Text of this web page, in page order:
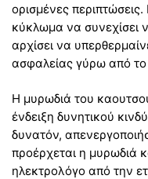
ορισμένες
κύκλωμα να συνεχίσει
αρχίσει να
ασφαλείας γύρω από
Η μυρωδιά του
ένδειξη δυνητικού
δυνατόν,
προέρχεται η μυρωδιά
ηλεκτρολόγο από την